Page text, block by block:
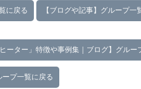
に戻る 【ブログや記事】グループ一
ーター」特徴や事例集｜ブログ】グルー
ープ一覧に戻る